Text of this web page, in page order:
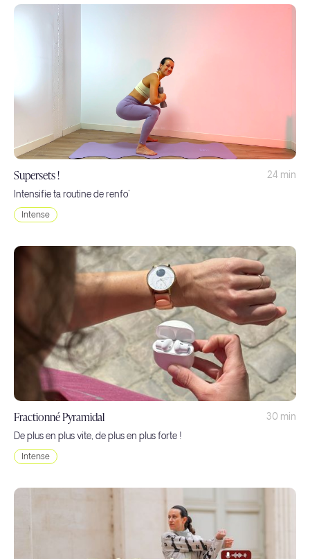
Supersets !
24 min
Intensifie ta routine de renfo'
Intense
Fractionné Pyramidal
30 min
De plus en plus vite, de plus en plus forte !
Intense